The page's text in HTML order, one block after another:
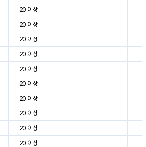
20 이상
20 이상
20 이상
20 이상
20 이상
20 이상
20 이상
20 이상
20 이상
20 이상